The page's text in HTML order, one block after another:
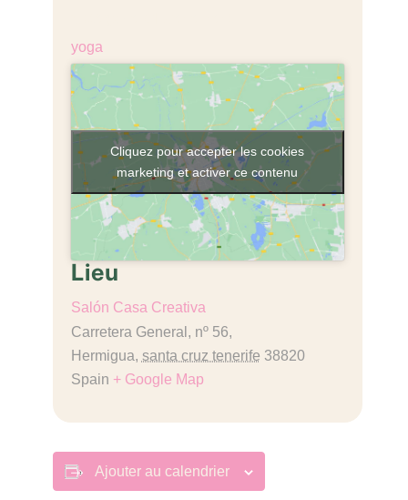
yoga
Lieu
Salón Casa Creativa
Carretera General, nº 56,
Hermigua, santa cruz tenerife 38820
Spain + Google Map
Cliquez pour accepter les cookies
marketing et activer ce contenu
Ajouter au calendrier